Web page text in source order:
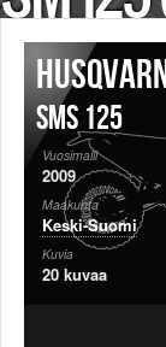
Säännöt ja
Uudet ajoneuvot
Uudet kuvat
Uudet videot
Uudet
MYYDÄÄN
Haku
Ohjeet
Ajoneuvot
Osat
SMS 125
Vuosimalli
2009
Maakunta
Keski-Suomi
Kuvia
20 kuvaa